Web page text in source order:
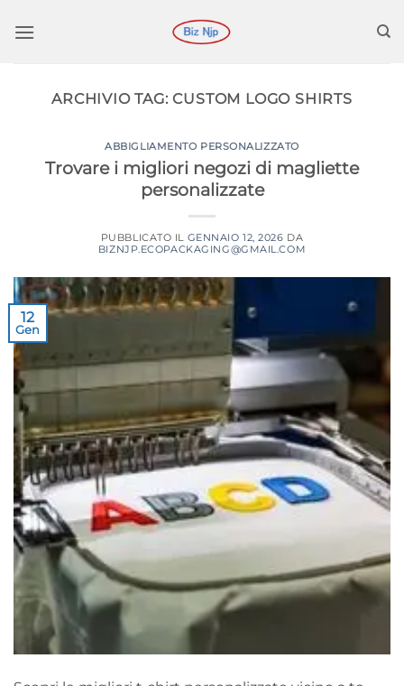
ARCHIVIO TAG: CUSTOM LOGO SHIRTS
ABBIGLIAMENTO PERSONALIZZATO
Trovare i migliori negozi di magliette
personalizzate
PUBBLICATO IL GENNAIO 12, 2026 DA
BIZNJP.ECOPACKAGING@GMAIL.COM
12
Gen